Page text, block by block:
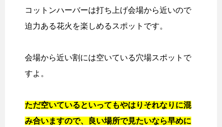
コットンハーバーは打ち上げ会場から近いので
迫力ある花火を楽しめるスポットです。
会場から近い割には空いている穴場スポットで
すよ。
ただ空いているといってもやはりそれなりに混
み合いますので、良い場所で見たいなら早めに